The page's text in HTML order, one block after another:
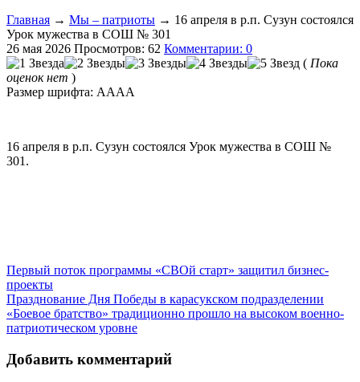
Главная → Мы – патриоты → 16 апреля в р.п. Сузун состоялся
Урок мужества в СОШ № 301
26 мая 2026 Просмотров: 62 Комментарии: 0
( Пока
оценок нет )
Размер шрифта: AAAA
16 апреля в р.п. Сузун состоялся Урок мужества в СОШ №
301.
Первый поток программы «СВОй старт» защитил бизнес-
проекты
Празднование Дня Победы в карасукском подразделении
«Боевое братство» традиционно прошло на высоком военно-
патриотическом уровне
Добавить комментарий